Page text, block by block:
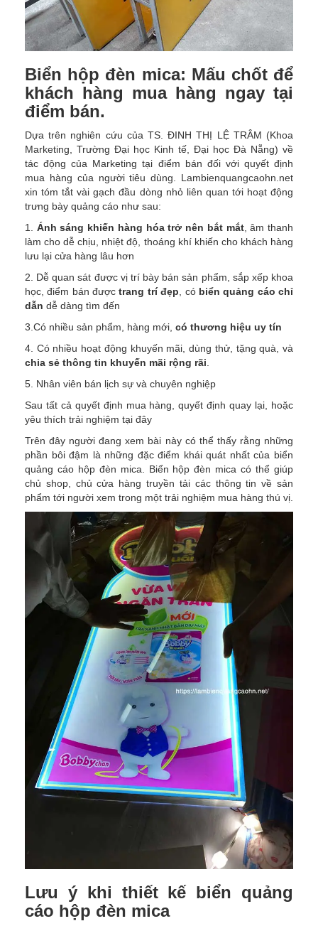
Biển hộp đèn mica: Mấu chốt để
khách hàng mua hàng ngay tại
điểm bán.
Dựa trên nghiên cứu của TS. ĐINH THỊ LỆ TRÂM (Khoa
Marketing, Trường Đại học Kinh tế, Đại học Đà Nẵng) về
tác động của Marketing tại điểm bán đối với quyết định
mua hàng của người tiêu dùng. Lambienquangcaohn.net
xin tóm tắt vài gạch đầu dòng nhỏ liên quan tới hoạt động
trưng bày quảng cáo như sau:
1. Ánh sáng khiến hàng hóa trở nên bắt mắt, âm thanh
làm cho dễ chịu, nhiệt độ, thoáng khí khiến cho khách hàng
lưu lại cửa hàng lâu hơn
2. Dễ quan sát được vị trí bày bán sản phẩm, sắp xếp khoa
học, điểm bán đượctrang trí đẹp , có biển quảng cáo chỉ
dẫn dễ dàng tìm đến
3.Có nhiều sản phẩm, hàng mới, có thương hiệu uy tín
4. Có nhiều hoạt động khuyến mãi, dùng thử, tặng quà, và
chia sẻ thông tin khuyến mãi rộng rãi
5. Nhân viên bán lịch sự và chuyên nghiệp
Sau tất cả quyết định mua hàng, quyết định quay lại, hoặc
yêu thích trải nghiệm tại đây
Trên đây người đang xem bài này có thể thấy rằng những
phần bôi đậm là những đặc điểm khái quát nhất của biển
quảng cáo hộp đèn mica. Biển hộp đèn mica có thể giúp
chủ shop, chủ cửa hàng truyền tải các thông tin về sản
phẩm tới người xem trong một trải nghiệm mua hàng thú vị.
Lưu ý khi thiết kế biển quảng
cáo hộp đèn mica